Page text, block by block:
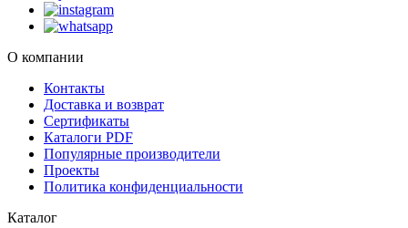
О компании
Контакты
Доставка и возврат
Сертификаты
Каталоги PDF
Популярные производители
Проекты
Политика конфиденциальности
Каталог